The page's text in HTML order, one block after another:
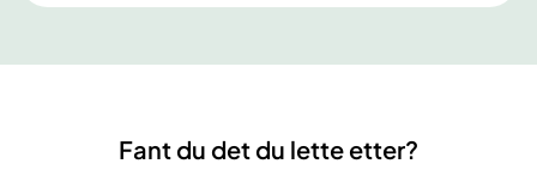
Fant du det du lette etter?